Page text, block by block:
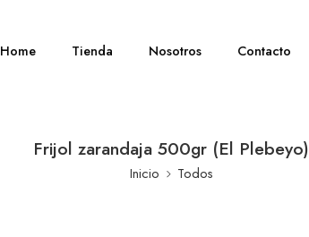
Home Tienda Nosotros Contacto
Frijol zarandaja 500gr (El Plebeyo)
Inicio Todos